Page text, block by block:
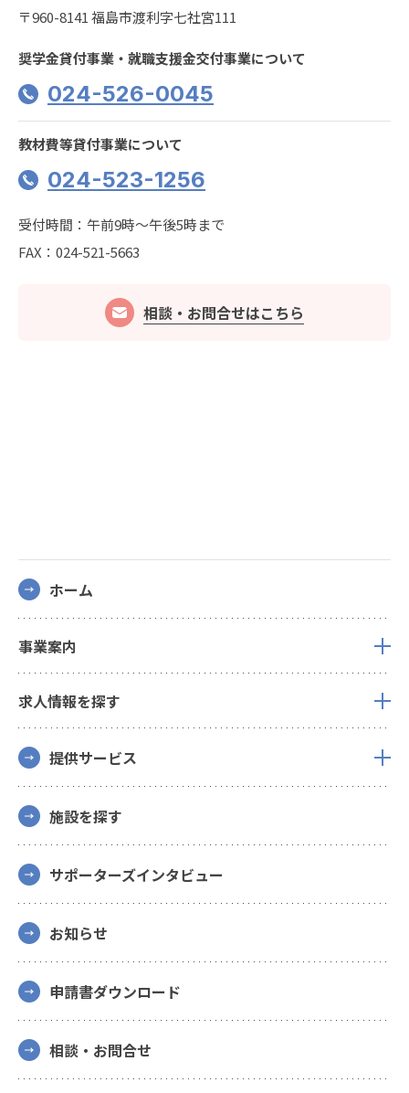
〒960-8141 福島市渡利字七社宮111
奨学金貸付事業・就職支援金交付事業について
024-526-0045
教材費等貸付事業について
024-523-1256
受付時間：午前9時〜午後5時まで
FAX：024-521-5663
相談・お問合せはこちら
ホーム
事業案内
求人情報を探す
提供サービス
施設を探す
サポーターズインタビュー
お知らせ
申請書ダウンロード
相談・お問合せ